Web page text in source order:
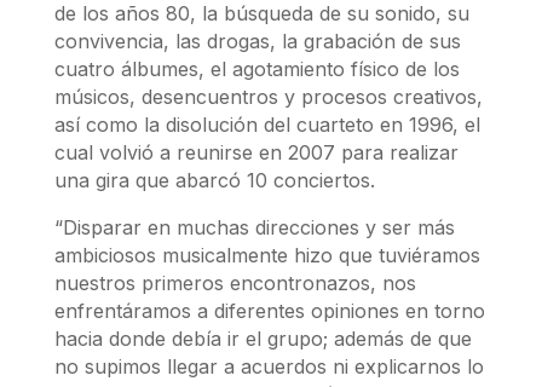
de los años 80, la búsqueda de su sonido, su
convivencia, las drogas, la grabación de sus
cuatro álbumes, el agotamiento físico de los
músicos, desencuentros y procesos creativos,
así como la disolución del cuarteto en 1996, el
cual volvió a reunirse en 2007 para realizar
una gira que abarcó 10 conciertos.
“Disparar en muchas direcciones y ser más
ambiciosos musicalmente hizo que tuviéramos
nuestros primeros encontronazos, nos
enfrentáramos a diferentes opiniones en torno
hacia donde debía ir el grupo; además de que
no supimos llegar a acuerdos ni explicarnos lo